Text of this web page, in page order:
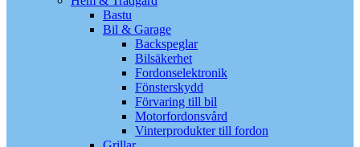
Bastu
Bil & Garage
Backspeglar
Bilsäkerhet
Fordonselektronik
Fönsterskydd
Förvaring till bil
Motorfordonsvård
Vinterprodukter till fordon